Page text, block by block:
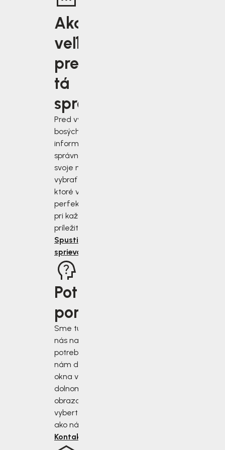
Aká
veľkosť je
pre vás
tá
správna?
Pred výberom
bosých topánok sa
informujte, ako
správne zmerať
svoje nohy a
vybrať si topánky,
ktoré vám budú
perfektne sedieť
pri každej
príležitosti.
Spustiť
sprievodcu
Potrebujete
poradiť?
Sme tu pre vás, keď
nás najviac
potrebujete. Napíšte
nám do chatového
okna v pravom
dolnom rohu
obrazovky alebo si
vyberte iný spôsob,
ako nás kontaktovať.
Kontaktujte nás